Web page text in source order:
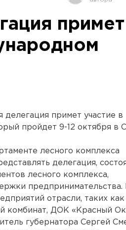
примет
примет участие в
пройдет 9-12 октября в
лесного комплекса
делегация,
лесного комплекса,
предпринимательства.
отрасли, таких как
комбинат, ДОК «Красный
губернатора Сергей